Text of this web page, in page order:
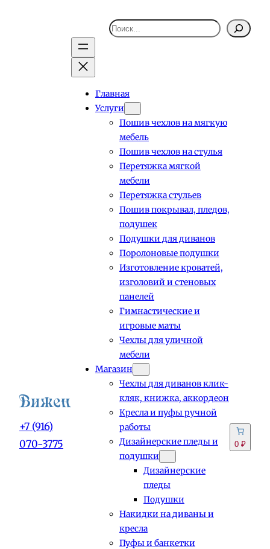
+7 (916)
070-3775
Поиск
Главная
Услуги
Пошив чехлов на мягкую
мебель
Пошив чехлов на стулья
Перетяжка мягкой
мебели
Перетяжка стульев
Пошив покрывал, пледов,
подушек
Подушки для диванов
Поролоновые подушки
Изготовление кроватей,
изголовий и стеновых
панелей
Гимнастические и
игровые маты
Чехлы для уличной
мебели
Магазин
Чехлы для диванов клик-
кляк, книжка, аккордеон
Кресла и пуфы ручной
работы
Дизайнерские пледы и
подушки
Дизайнерские
пледы
Подушки
Накидки на диваны и
кресла
Пуфы и банкетки
0 ₽